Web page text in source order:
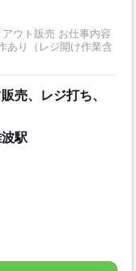
ウト販売 お仕事内容
あり（レジ開け作業含
売、レジ打ち、
駅